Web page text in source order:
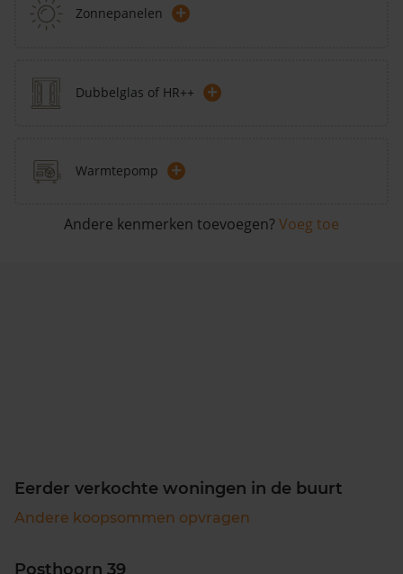
Zonnepanelen +
Dubbelglas of HR++ +
Warmtepomp +
Andere kenmerken toevoegen? Voeg toe
Eerder verkochte woningen in de buurt
Andere koopsommen opvragen
Posthoorn 39